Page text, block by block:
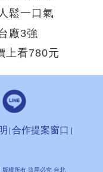
鬆一口氣
廠3強
上看780元
合作提案窗口
權所有 盜用必究 台北